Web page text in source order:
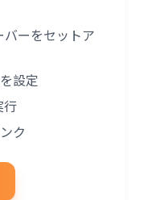
バーをセットア
設定
行
ク